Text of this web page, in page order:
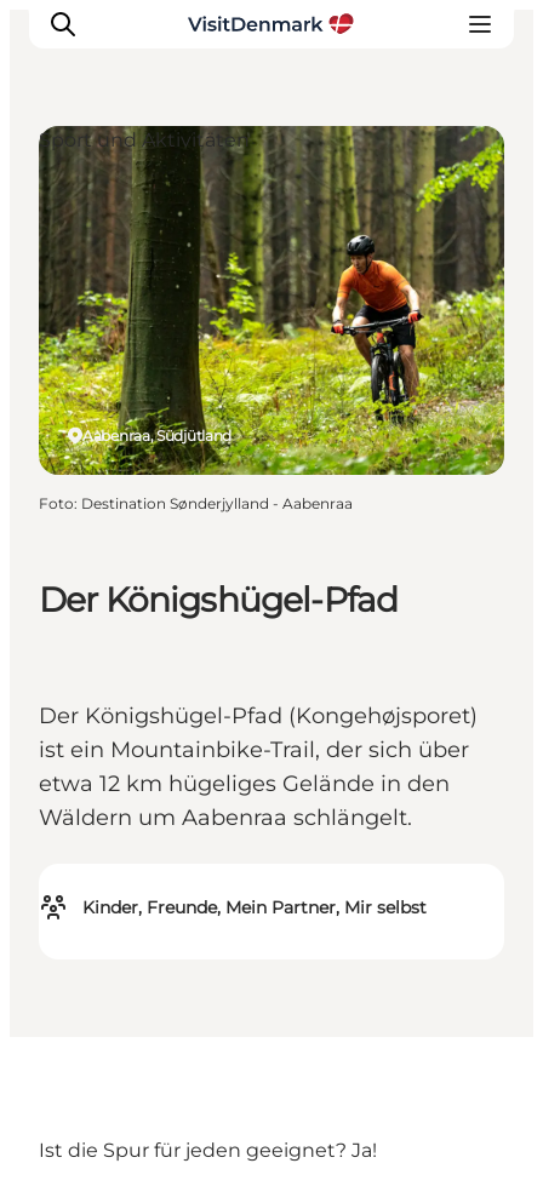
Inspiration
Regionen
Erlebnisse
Unterkünfte
Reiseplanung
Der Königshügel-Pfad
Der Königshügel-Pfad (Kongehøjsporet)
ist ein Mountainbike-Trail, der sich über
etwa 12 km hügeliges Gelände in den
Wäldern um Aabenraa schlängelt.
Kinder, Freunde, Mein Partner, Mir selbst
Aabenraa, Südjütland
Sport und Aktivitäten
Foto: Destination Sønderjylland - Aabenraa
Ist die Spur für jeden geeignet? Ja!